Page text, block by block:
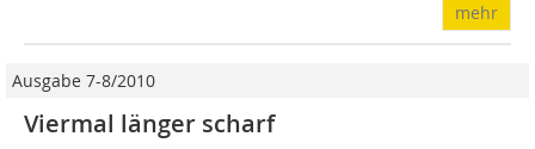
mehr
Ausgabe 7-8/2010
Viermal länger scharf